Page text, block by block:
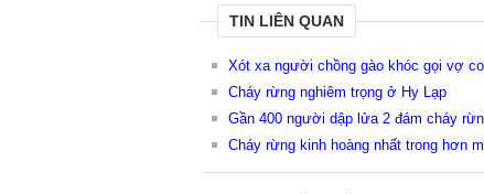
TIN LIÊN QUAN
Xót xa người chồng gào khóc gọi vợ
Cháy rừng nghiêm trọng ở Hy Lạp
Gần 400 người dập lửa 2 đám cháy
Cháy rừng kinh hoàng nhất trong hơn